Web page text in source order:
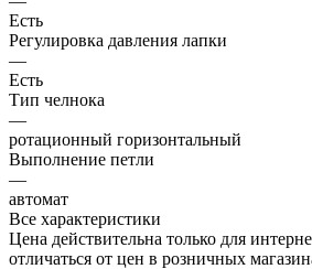
Есть
Регулировка давления лапки
—
Есть
Тип челнока
—
ротационный горизонтальный
Выполнение петли
—
автомат
Все характеристики
Цена действительна только для
отличаться от цен в розничных